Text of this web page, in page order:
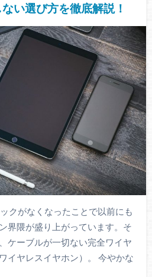
い選び方を徹底解説！
クがなくなったことで以前にも
界隈が盛り上がっています。そ
ケーブルが一切ない完全ワイヤ
イヤレスイヤホン）。 今やかな